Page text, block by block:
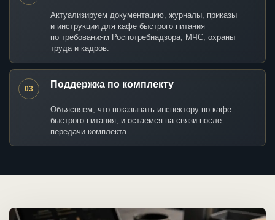
Актуализируем документацию, журналы, приказы
и инструкции для кафе быстрого питания
по требованиям Роспотребнадзора, МЧС, охраны
труда и кадров.
03 Поддержка по комплекту
Объясняем, что показывать инспектору по кафе
быстрого питания, и остаемся на связи после
передачи комплекта.